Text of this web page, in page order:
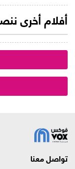
أفلام أخرى
تواصل معنا